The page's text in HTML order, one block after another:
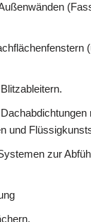
und
zur